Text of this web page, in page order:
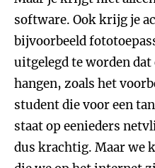
software. Ook krijg je
bijvoorbeeld
uitgelegd te worden
hangen, zoals het
student die voor een
staat op eenieders
dus krachtig. Maar we